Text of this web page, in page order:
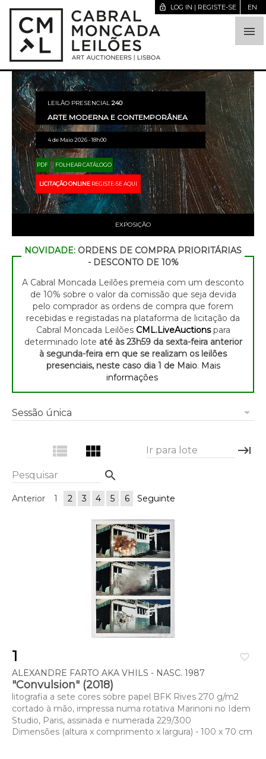

lock_open LOG IN | REGISTE-SE EN
LEILÃO PRESENCIAL 240
ARTE MODERNA E CONTEMPORÂNEA
4 de Maio 2026 • 18h00
PDF FOLHEAR CATÁLOGO
LICITAÇÃO ONLINE REGISTE-SE AQUI
EXPOSIÇÃO
NOVIDADE: ORDENS DE COMPRA PRIORITÁRIAS
- DESCONTO DE 10%
A Cabral Moncada Leilões premeia com um desconto
de 10% sobre o valor da comissão que seja devida
pelo comprador as ordens de compra que forem
recebidas e registadas na plataforma de licitação da
Cabral Moncada Leilões CML.LiveAuctionspara
determinado lote até às 23h59 da sexta-feira anterior
à segunda-feira em que se realizam os leilões
presenciais, neste caso dia 1 de Maio. Mais
informações
arrow_drop_down
Sessão única
view_list view_module Ir para lote keyboard_tab
Pesquisar search
Anterior 1 2 3 4 5 6 Seguinte
favorite_border
1
ALEXANDRE FARTO AKA VHILS - NASC. 1987
"Convulsion" (2018)
litografia a sete cores sobre papel BFK Rives 270 g/m2
cortado à mão, impressa numa rotativa Marinoni no Idem
Studio, Paris, assinada e numerada 229/300
Dimensões (altura x comprimento x largura) - 100 x 70 cm